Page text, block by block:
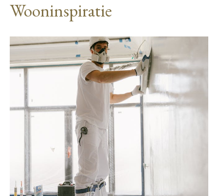
Wooninspiratie